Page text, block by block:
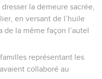
la demeure sacrée,
en versant de l’huile
de la même façon l’autel
représentant les
collaboré au